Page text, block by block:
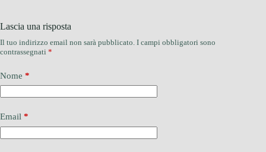
Lascia una risposta
Il tuo indirizzo email non sarà pubblicato. I campi obbligatori sono
contrassegnati *
Nome *
Email *